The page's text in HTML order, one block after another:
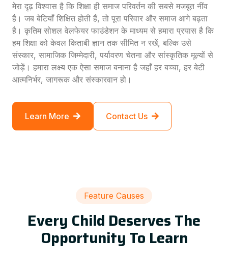
मेरा दृढ़ विश्वास है कि शिक्षा ही समाज परिवर्तन की सबसे मजबूत नींव
है। जब बेटियाँ शिक्षित होती हैं, तो पूरा परिवार और समाज आगे बढ़ता
है। कृतिम सोशल वेलफेयर फाउंडेशन के माध्यम से हमारा प्रयास है कि
हम शिक्षा को केवल किताबी ज्ञान तक सीमित न रखें, बल्कि उसे
संस्कार, सामाजिक जिम्मेदारी, पर्यावरण चेतना और सांस्कृतिक मूल्यों से
जोड़ें। हमारा लक्ष्य एक ऐसा समाज बनाना है जहाँ हर बच्चा, हर बेटी
आत्मनिर्भर, जागरूक और संस्कारवान हो।
Learn More Contact Us
Feature Causes
Every Child Deserves The
Opportunity To Learn